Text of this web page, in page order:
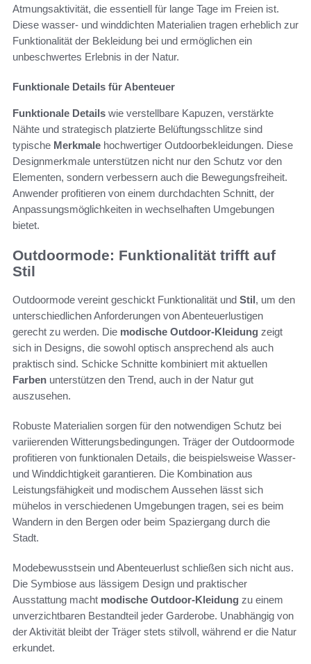
Atmungsaktivität, die essentiell für lange Tage im Freien ist.
Diese wasser- und winddichten Materialien tragen erheblich zur
Funktionalität der Bekleidung bei und ermöglichen ein
unbeschwertes Erlebnis in der Natur.
Funktionale Details für Abenteuer
Funktionale Details wie verstellbare Kapuzen, verstärkte
Nähte und strategisch platzierte Belüftungsschlitze sind
typische Merkmale hochwertiger Outdoorbekleidungen. Diese
Designmerkmale unterstützen nicht nur den Schutz vor den
Elementen, sondern verbessern auch die Bewegungsfreiheit.
Anwender profitieren von einem durchdachten Schnitt, der
Anpassungsmöglichkeiten in wechselhaften Umgebungen
bietet.
Outdoormode: Funktionalität trifft auf
Stil
Outdoormode vereint geschickt Funktionalität und Stil, um den
unterschiedlichen Anforderungen von Abenteuerlustigen
gerecht zu werden. Die modische Outdoor-Kleidung zeigt
sich in Designs, die sowohl optisch ansprechend als auch
praktisch sind. Schicke Schnitte kombiniert mit aktuellen
Farben unterstützen den Trend, auch in der Natur gut
auszusehen.
Robuste Materialien sorgen für den notwendigen Schutz bei
variierenden Witterungsbedingungen. Träger der Outdoormode
profitieren von funktionalen Details, die beispielsweise Wasser-
und Winddichtigkeit garantieren. Die Kombination aus
Leistungsfähigkeit und modischem Aussehen lässt sich
mühelos in verschiedenen Umgebungen tragen, sei es beim
Wandern in den Bergen oder beim Spaziergang durch die
Stadt.
Modebewusstsein und Abenteuerlust schließen sich nicht aus.
Die Symbiose aus lässigem Design und praktischer
Ausstattung macht modische Outdoor-Kleidung zu einem
unverzichtbaren Bestandteil jeder Garderobe. Unabhängig von
der Aktivität bleibt der Träger stets stilvoll, während er die Natur
erkundet.